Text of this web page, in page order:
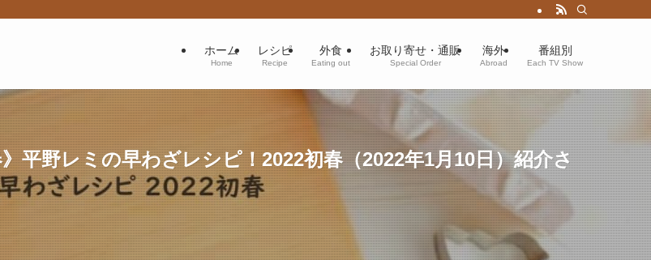
ホーム
Home
レシピ
Recipe
外食
Eating out
お取り寄せ・通販
Special Order
海外
Abroad
番組別
Each TV Show
平野レミの早わざレシピ！2022初春（2022年1月10日）紹介さ